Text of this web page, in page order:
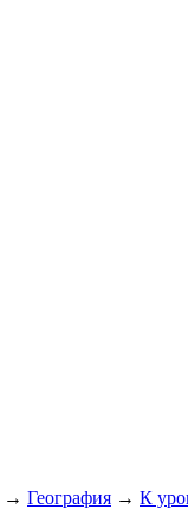
→ География → К